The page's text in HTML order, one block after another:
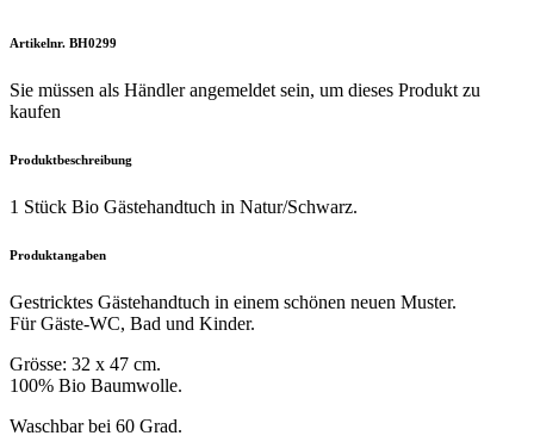
Artikelnr. BH0299
Sie müssen als Händler angemeldet sein, um dieses Produkt zu
kaufen
Produktbeschreibung
1 Stück Bio Gästehandtuch in Natur/Schwarz.
Produktangaben
Gestricktes Gästehandtuch in einem schönen neuen Muster.
Für Gäste-WC, Bad und Kinder.
Grösse: 32 x 47 cm.
100% Bio Baumwolle.
Waschbar bei 60 Grad.